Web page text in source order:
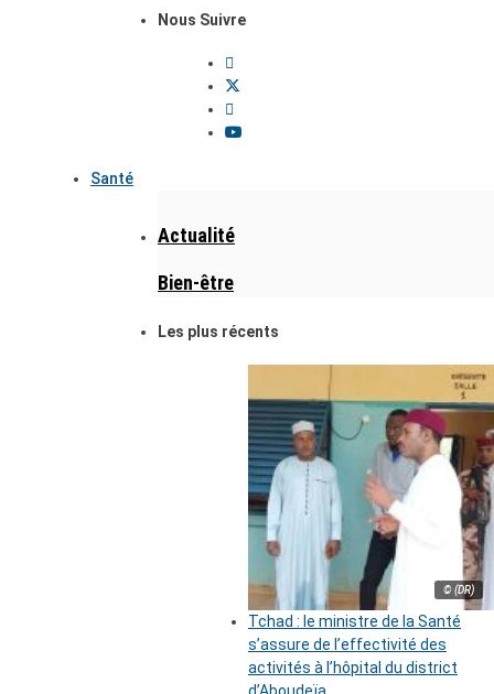
Nous Suivre
Santé
Actualité
Bien-être
Les plus récents
© (DR)
Tchad : le ministre de la Santé
s’assure de l’effectivité des
activités à l’hôpital du district
d’Aboudeïa